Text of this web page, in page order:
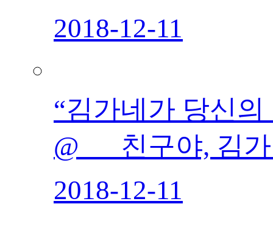
2018-12-11
“김가네가 당신의
@___친구야, 김
2018-12-11